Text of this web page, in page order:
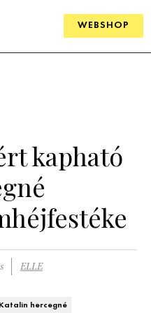
WEBSHOP
kapható
ELLE
Katalin hercegné